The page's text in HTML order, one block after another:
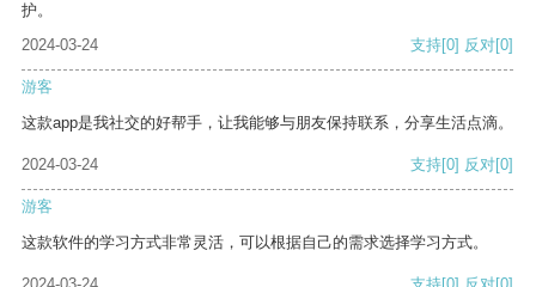
护。
2024-03-24
支持[0] 反对[0]
游客
这款app是我社交的好帮手，让我能够与朋友保持联系，分享生活点滴。
2024-03-24 支持[0] 反对[0]
游客
这款软件的学习方式非常灵活，可以根据自己的需求选择学习方式。